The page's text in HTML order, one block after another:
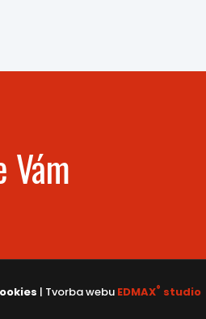
| Tvorba webu EDMAX® studio